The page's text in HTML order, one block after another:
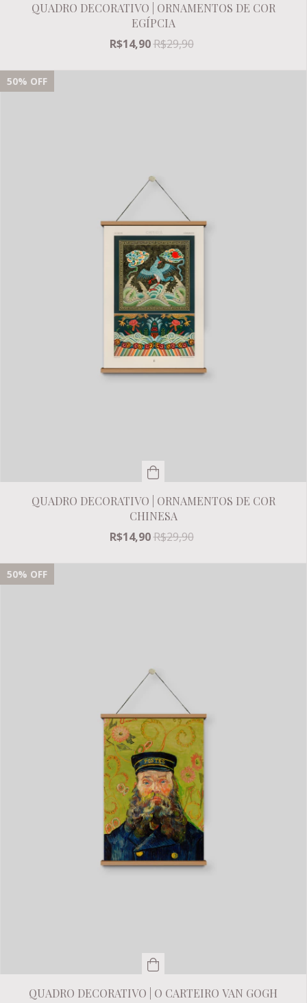
QUADRO DECORATIVO | ORNAMENTOS DE COR
EGÍPCIA
R$14,90R$29,90
50% OFF
QUADRO DECORATIVO | ORNAMENTOS DE COR
CHINESA
R$14,90R$29,90
50% OFF
QUADRO DECORATIVO | O CARTEIRO VAN GOGH